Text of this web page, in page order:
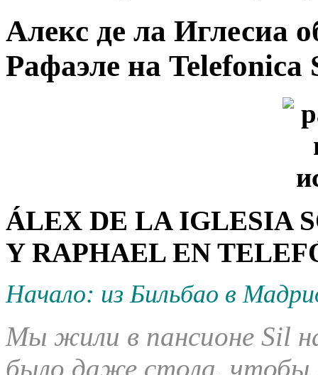
Алекс де ла Иглесиа
Рафаэле на Telefonica
ÁLEX DE LA IGLESIA
Y RAPHAEL EN
Начало: из Бильбао в
Мы жили в пансионе Sil
было даже стола,